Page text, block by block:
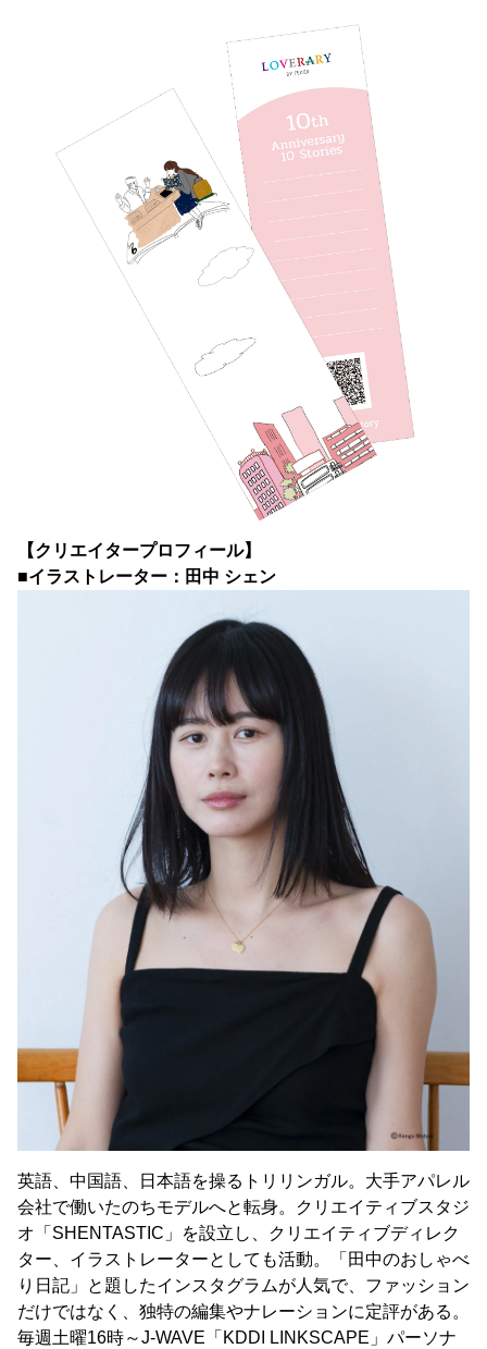
【クリエイタープロフィール】
■イラストレーター：田中 シェン
英語、中国語、日本語を操るトリリンガル。大手アパレル
会社で働いたのちモデルへと転身。クリエイティブスタジ
オ「SHENTASTIC」を設立し、クリエイティブディレク
ター、イラストレーターとしても活動。「田中のおしゃべ
り日記」と題したインスタグラムが人気で、ファッション
だけではなく、独特の編集やナレーションに定評がある。
毎週土曜16時～J-WAVE「KDDI LINKSCAPE」パーソナ